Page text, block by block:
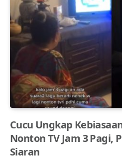
Cucu Ungkap
Nonton TV Jam 3 Pagi,
Siaran